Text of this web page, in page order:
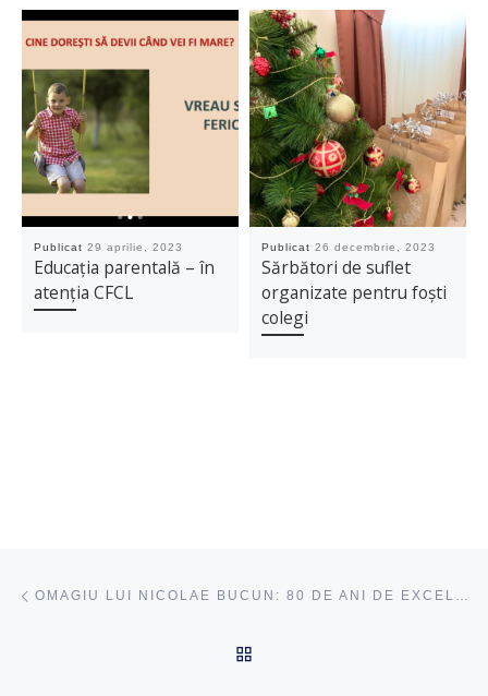
Publicat29 aprilie, 2023
Educația parentală – în
atenția CFCL
Publicat26 decembrie, 2023
Sărbători de suflet
organizate pentru foști
colegi
OMAGIU LUI NICOLAE BUCUN: 80 DE ANI DE EXCELENȚĂ ÎN PSIHOLOGIE ȘI EDUCAȚIE